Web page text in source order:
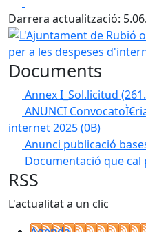
Darrera actualització:
L'Ajuntament de Rubió
Documents
Annex I_Sol.licitud
ANUNCI
internet 2025(0B)
Anunci publicació
Documentació que
RSS
L'actualitat a un clic